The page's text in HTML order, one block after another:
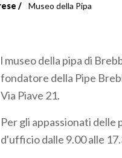
Museo della Pipa
l museo della pipa di
fondatore della Pipe
Via Piave 21.
Per gli appassionati delle
d'ufficio dalle 9.00 alle